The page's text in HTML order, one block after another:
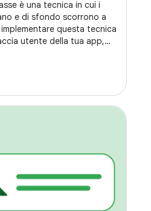
è una tecnica in cui i
e di sfondo scorrono a
questa tecnica
utente della tua app,